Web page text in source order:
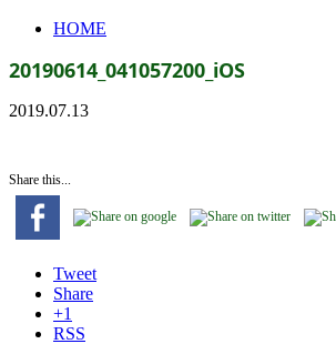
HOME
20190614_041057200_iOS
2019.07.13
Share this...
Tweet
Share
+1
RSS